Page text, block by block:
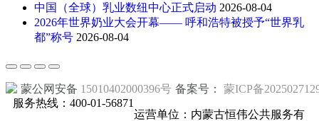
中国（全球）乳业数纽中心正式启动 2026-08-04
2026年世界奶业大会开幕—— 呼和浩特被授予“世界乳
都”称号 2026-08-04
蒙公网安备 15010402000396号 备案号：
蒙ICP备
服务热线：400-01-56871
运营单位：内蒙古恒伟公共服务有